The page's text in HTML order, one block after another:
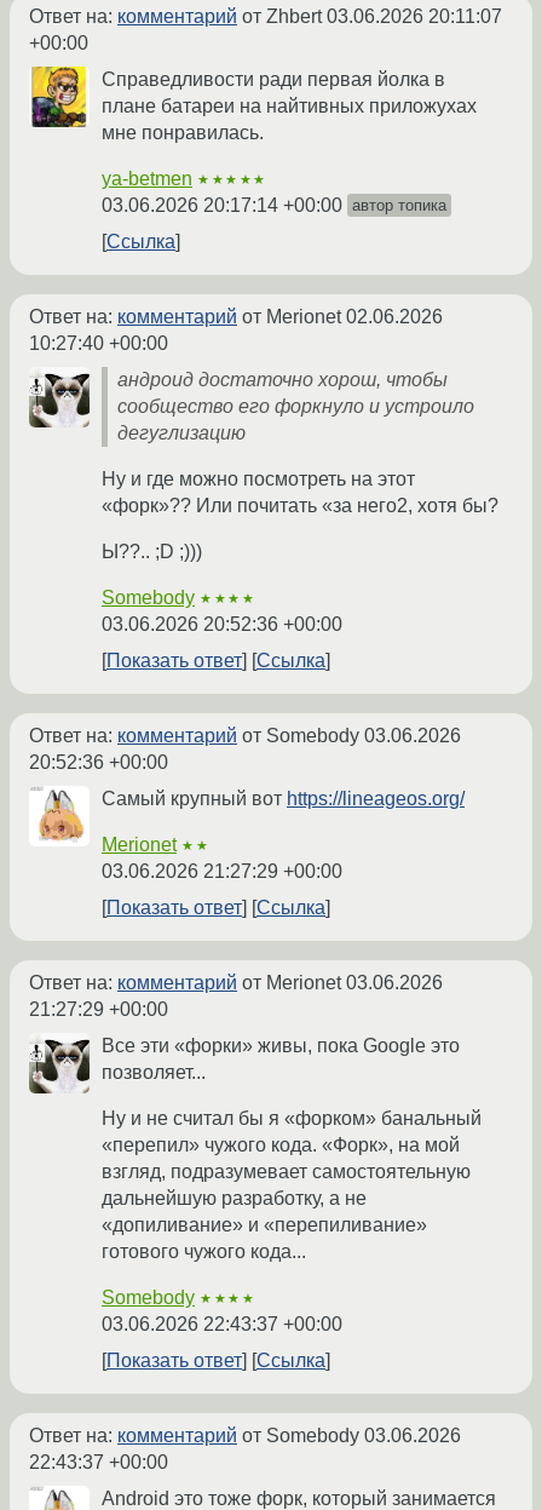
Ответ на: комментарий от Zhbert03.06.2026 20:11:07
+00:00
Справедливости ради первая йолка в
плане батареи на найтивных приложухах
мне понравилась.
ya-betmen ★★★★★
03.06.2026 20:17:14 +00:00 автор топика
Ссылка
Ответ на: комментарий от Merionet02.06.2026
10:27:40 +00:00
андроид достаточно хорош, чтобы
сообщество его форкнуло и устроило
дегуглизацию
Ну и где можно посмотреть на этот
«форк»?? Или почитать «за него2, хотя бы?
Ы??.. ;D ;)))
Somebody ★★★★
03.06.2026 20:52:36 +00:00
Показать ответ
Ссылка
Ответ на: комментарий от Somebody 03.06.2026
20:52:36 +00:00
Самый крупный вот https://lineageos.org/
Merionet ★★
03.06.2026 21:27:29 +00:00
Показать ответ
Ссылка
Ответ на: комментарий от Merionet03.06.2026
21:27:29 +00:00
Все эти «форки» живы, пока Google это
позволяет...
Ну и не считал бы я «форком» банальный
«перепил» чужого кода. «Форк», на мой
взгляд, подразумевает самостоятельную
дальнейшую разработку, а не
«допиливание» и «перепиливание»
готового чужого кода...
Somebody ★★★★
03.06.2026 22:43:37 +00:00
Показать ответ
Ссылка
Ответ на: комментарий от Somebody 03.06.2026
22:43:37 +00:00
Android это тоже форк, который занимается